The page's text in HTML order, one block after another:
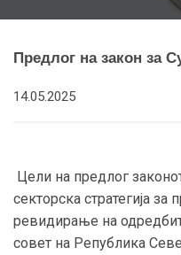
Предлог на закон за
14.05.2025
Цели на предлог
секторска стратегија
ревидирање на
совет на Република